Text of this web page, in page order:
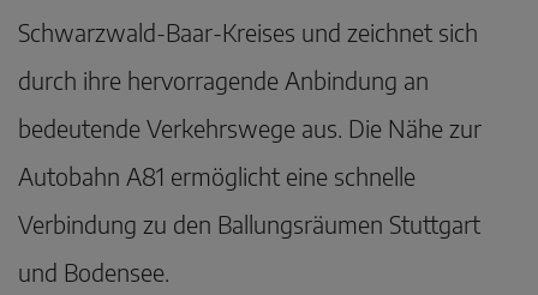
Schwarzwald-Baar-Kreises und zeichnet sich
durch ihre hervorragende Anbindung an
bedeutende Verkehrswege aus. Die Nähe zur
Autobahn A81 ermöglicht eine schnelle
Verbindung zu den Ballungsräumen Stuttgart
und Bodensee.